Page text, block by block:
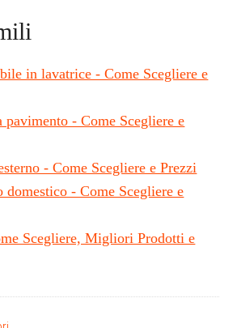
in lavatrice - Come Scegliere e
pavimento - Come Scegliere e
- Come Scegliere e Prezzi
domestico - Come Scegliere e
Scegliere, Migliori Prodotti e